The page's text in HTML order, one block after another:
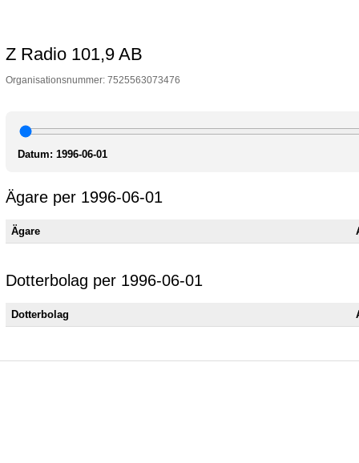
Z Radio 101,9 AB
Organisationsnummer: 7525563073476
Datum: 1996-06-01
Ägare per 1996-06-01
Ägare
Dotterbolag per 1996-06-01
Dotterbolag